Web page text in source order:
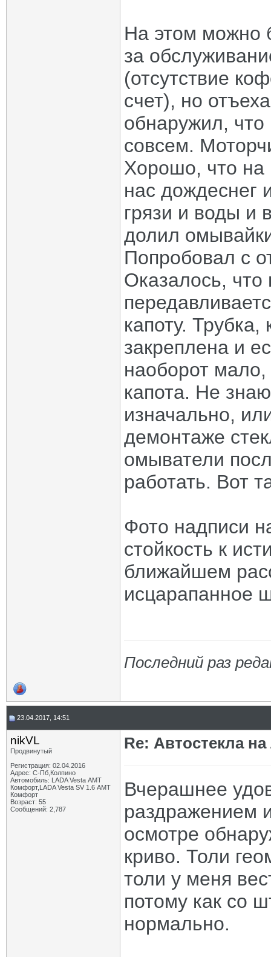
На этом можно
за
(отсутствие
счет), но
обнаружил,
совсем.
Хорошо, что на
нас дождеснег
грязи и воды и
долил
Попробовал с
Оказалось, что
капоту.
закреплена и
наоборот
капота. Не
изначально,
демонтаже
омыватели
работать. Вот
Фото надписи
стойкость к
ближайшем
исцарапанное
Последний раз
23.04.2017, 14:51
nikVL
Продвинутый
Регистрация: 02.04.2016
Адрес: С-Пб,Колпино
Автомобиль: LADA Vesta АМТ
Комфорт,LADA Vesta SV 1.6 АМТ
Комфорт
Возраст: 55
Сообщений: 2,787
Re: Автостекла
Вчерашнее
раздражением
осмотре
криво. Толи
толи у меня
потому как со
нормально.